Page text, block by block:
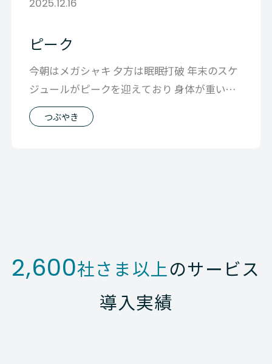
ピーク
今朝はメガシャキ 夕方は眠眠打破 年末のスケ
ジュールがピークを迎えており 身体が重いで
す。
つぶやき
2,600社さま以上のサービス
導入実績